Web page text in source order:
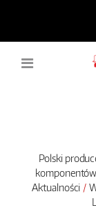
Polski
Aktualności